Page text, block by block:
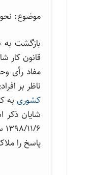
موضوع:
قانون کار
ناظر بر
کشوری به
پاسخ را